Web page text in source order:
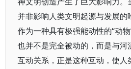
并非影响人类文明起源与发展的
作为一种具有极强能动性的“动
也并不是完全被动的，而是与河
互动关系，正是这种互动，使人